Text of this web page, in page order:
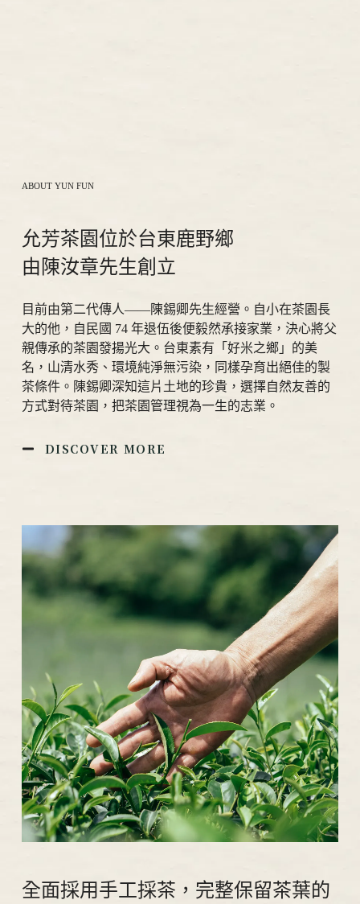
ABOUT YUN FUN
允芳茶園位於台東鹿野鄉
由陳汝章先生創立
目前由第二代傳人——陳錫卿先生經營。自小在茶園長
大的他，自民國 74 年退伍後便毅然承接家業，決心將父
親傳承的茶園發揚光大。台東素有「好米之鄉」的美
名，山清水秀、環境純淨無污染，同樣孕育出絕佳的製
茶條件。陳錫卿深知這片土地的珍貴，選擇自然友善的
方式對待茶園，把茶園管理視為一生的志業。
DISCOVER MORE
全面採用手工採茶，完整保留茶葉的